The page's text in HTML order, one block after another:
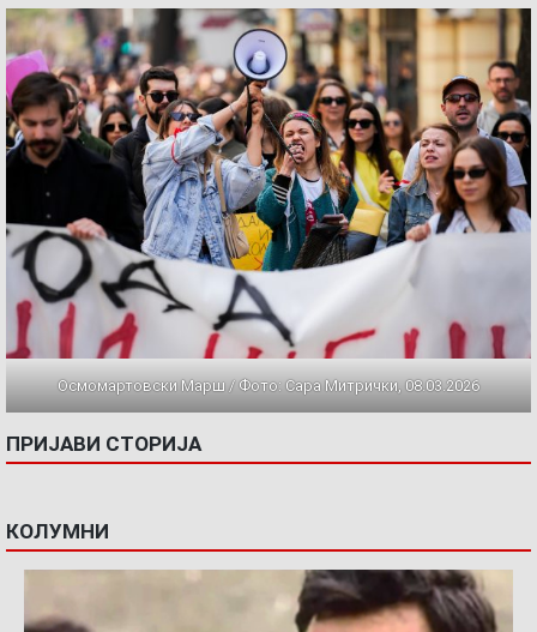
Осмомартовски Марш / Фото: Сара Митрички, 08.03.2026
ПРИЈАВИ СТОРИЈА
КОЛУМНИ